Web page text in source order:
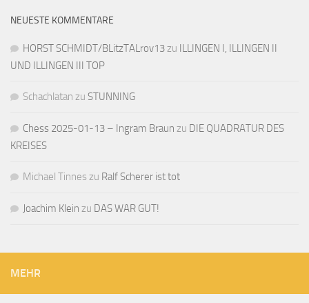
NEUESTE KOMMENTARE
HORST SCHMIDT/BLitzTALrov13zu ILLINGEN I, ILLINGEN II
UND ILLINGEN III TOP
Schachlatan zu STUNNING
Chess 2025-01-13 – Ingram Braun zu DIE QUADRATUR DES
KREISES
Michael Tinnes zu Ralf Scherer ist tot
Joachim Klein zu DAS WAR GUT!
MEHR